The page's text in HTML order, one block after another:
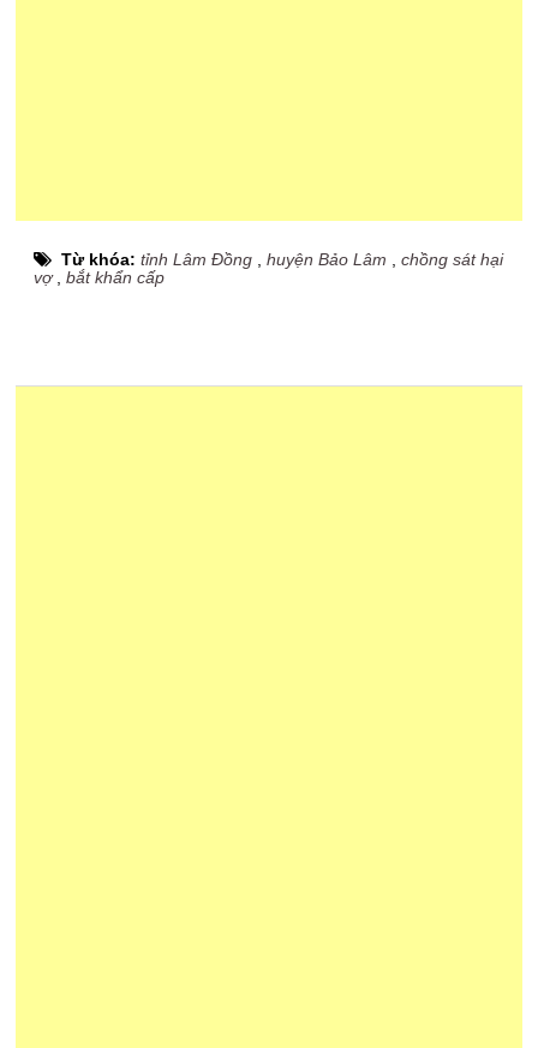
Từ khóa:tỉnh Lâm Đồng ,huyện Bảo Lâm ,chồng sát hại
vợ,bắt khẩn cấp